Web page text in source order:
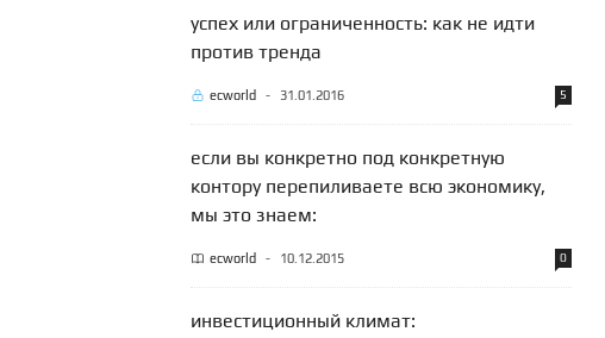
успех или ограниченность: как не идти
против тренда
ecworld - 31.01.2016 5
если вы конкретно под конкретную
контору перепиливаете всю экономику,
мы это знаем:
ecworld - 10.12.2015 0
инвестиционный климат: